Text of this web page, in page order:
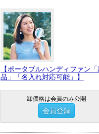
【ポータブルハンディファン
品」「名入れ対応可能」】
卸価格は会員のみ公開
会員登録